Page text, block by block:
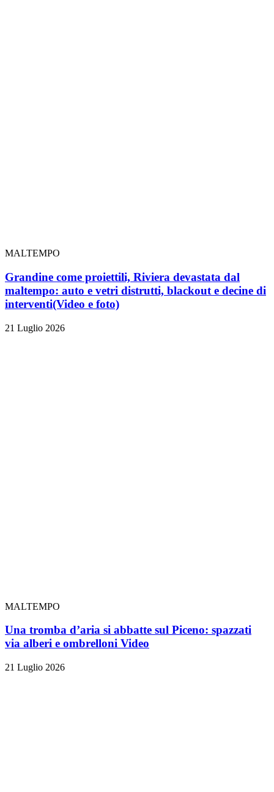
MALTEMPO
Grandine come proiettili, Riviera devastata dal
maltempo: auto e vetri distrutti, blackout e decine di
interventi(Video e foto)
21 Luglio 2026
MALTEMPO
Una tromba d’aria si abbatte sul Piceno: spazzati
via alberi e ombrelloni Video
21 Luglio 2026